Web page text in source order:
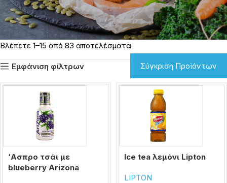
Βλέπετε 1–15 από 83 αποτελέσματα
Εμφάνιση φίλτρων Σύγκριση Προϊόντων
‘Ασπρο τσάι με
blueberry Arizona
Ice tea λεμόνι Lipton
LIPTON